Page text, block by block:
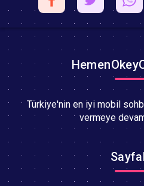
Türkiye'nin en iyi mobil
vermeye